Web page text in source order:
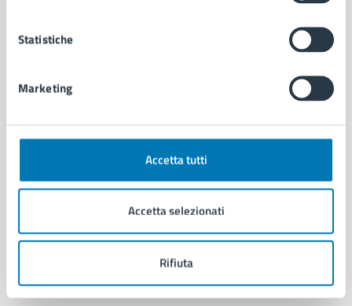
Statistiche
Marketing
Accetta tutti
Accetta selezionati
Rifiuta
Comune di Napoli
AMMINISTRAZIONE
Organi di governo
Enti e fondazioni
Personale amministrativo
Intranet, posta aziendale e protocollo